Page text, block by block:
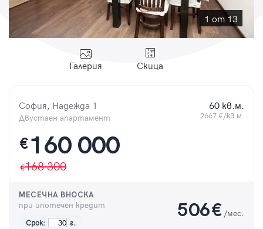
1 от 13
Галерия Скица
София, Надежда 1
Двустаен апартамент
60 кв.м.
2667 €/кв.м.
€160 000
168 300
МЕСЕЧНА ВНОСКА
при ипотечен кредит
Срок: г.
506€ /мес.
Парола
Забравена парола
Регистрация